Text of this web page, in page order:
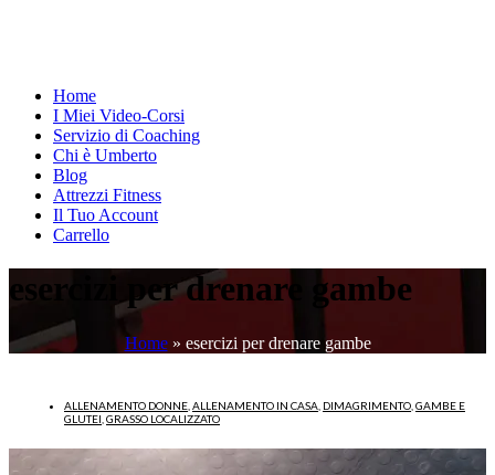
Home
I Miei Video-Corsi
Servizio di Coaching
Chi è Umberto
Blog
Attrezzi Fitness
Il Tuo Account
Carrello
esercizi per drenare gambe
Home» esercizi per drenare gambe
ALLENAMENTO DONNE ALLENAMENTO IN CASA DIMAGRIMENTO GAMBE E
GLUTEI GRASSO LOCALIZZATO